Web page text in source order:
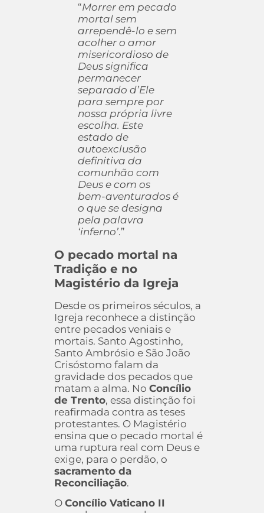
“Morrer em pecado
mortal sem
arrependê-lo e sem
acolher o amor
misericordioso de
Deus significa
permanecer
separado d’Ele
para sempre por
nossa própria livre
escolha. Este
estado de
autoexclusão
definitiva da
comunhão com
Deus e com os
bem-aventurados é
o que se designa
pela palavra
‘inferno’.”
O pecado mortal na
Tradição e no
Magistério da Igreja
Desde os primeiros séculos, a
Igreja reconhece a distinção
entre pecados veniais e
mortais. Santo Agostinho,
Santo Ambrósio e São João
Crisóstomo falam da
gravidade dos pecados que
matam a alma. NoConcílio
de Trento, essa distinção foi
reafirmada contra as teses
protestantes. O Magistério
ensina que o pecado mortal é
uma ruptura real com Deus e
exige, para o perdão, o
sacramento da
Reconciliação.
OConcílio Vaticano II